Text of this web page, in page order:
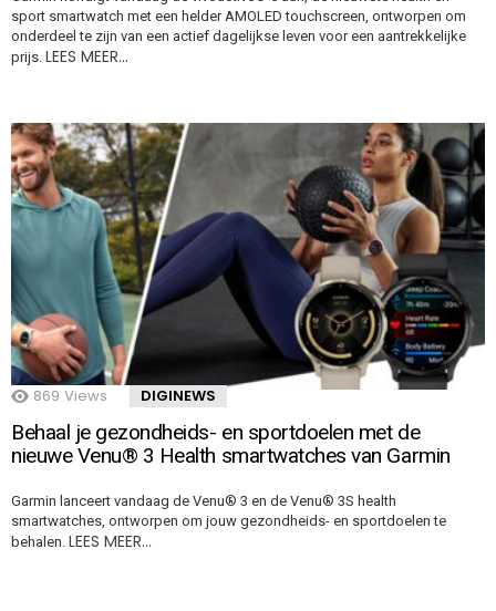
sport smartwatch met een helder AMOLED touchscreen, ontworpen om
onderdeel te zijn van een actief dagelijkse leven voor een aantrekkelijke
prijs. LEES MEER…
869 Views DIGINEWS
Behaal je gezondheids- en sportdoelen met de
nieuwe Venu® 3 Health smartwatches van Garmin
Garmin lanceert vandaag de Venu® 3 en de Venu® 3S health
smartwatches, ontworpen om jouw gezondheids- en sportdoelen te
behalen. LEES MEER…